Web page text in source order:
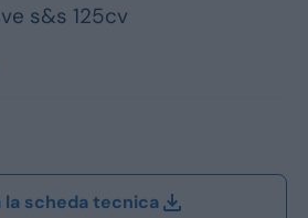
Ford
s&s 125cv
la scheda tecnica